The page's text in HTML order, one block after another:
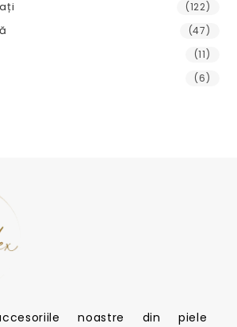
(122)
(47)
(11)
(6)
noastre din piele